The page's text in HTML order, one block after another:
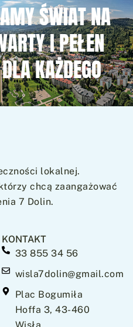
ŚWIAT NA
I PEŁEN
KAŻDEGO
lokalnej.
chcą zaangażować
7 Dolin.
KONTAKT
33 855 34 56
wisla7dolin@gmail.com
Plac Bogumiła
Hoffa 3, 43-460